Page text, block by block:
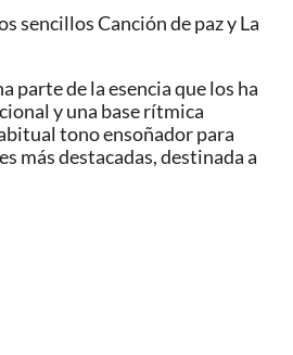
sencillos Canción de paz y La
parte de la esencia que los ha
y una base rítmica
tono ensoñador para
más destacadas, destinada a